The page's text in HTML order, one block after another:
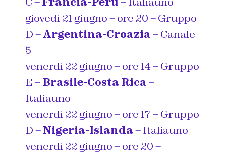
giovedì 21 giugno – ore 20 – Gruppo
D –Argentina-Croazia– Canale
5
venerdì 22 giugno – ore 14 – Gruppo
E –Brasile-Costa Rica–
Italiauno
venerdì 22 giugno – ore 17 – Gruppo
D –Nigeria-Islanda– Italiauno
venerdì 22 giugno – ore 20 –